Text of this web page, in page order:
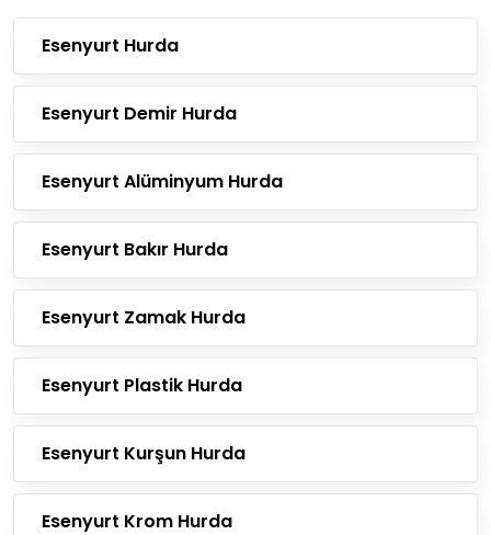
Esenyurt Hurda
Esenyurt Demir Hurda
Esenyurt Alüminyum Hurda
Esenyurt Bakır Hurda
Esenyurt Zamak Hurda
Esenyurt Plastik Hurda
Esenyurt Kurşun Hurda
Esenyurt Krom Hurda